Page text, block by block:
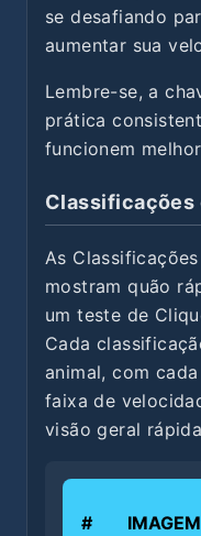
se desafiando
aumentar sua
Lembre-se, a
prática
funcionem
Classificações
As
mostram quão
um teste de
Cada
animal, com
faixa de
visão geral
# IMAGEM